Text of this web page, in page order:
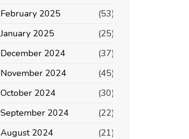
February 2025
(53)
January 2025
(25)
December 2024
(37)
November 2024
(45)
October 2024
(30)
September 2024
(22)
August 2024
(21)